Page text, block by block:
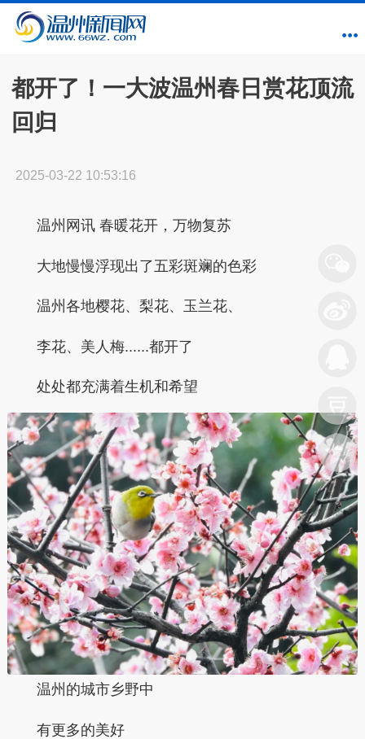
都开了！一大波温州春日赏花顶流
回归
2025-03-22 10:53:16
温州网讯 春暖花开，万物复苏
大地慢慢浮现出了五彩斑斓的色彩
温州各地樱花、梨花、玉兰花、
李花、美人梅......都开了
处处都充满着生机和希望
温州的城市乡野中
有更多的美好